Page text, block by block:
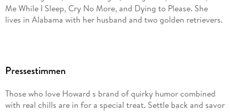
Me While I Sleep, Cry No More, and Dying to Please. She
lives in Alabama with her husband and two golden retrievers.
Pressestimmen
Those who love Howard s brand of quirky humor combined
with real chills are in for a special treat. Settle back and savor